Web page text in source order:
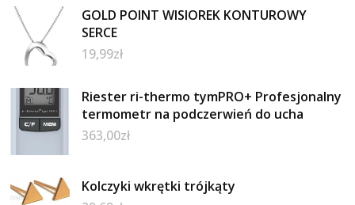
GOLD POINT WISIOREK KONTUROWY
SERCE
19,99zł
Riester ri-thermo tymPRO+ Profesjonalny
termometr na podczerwień do ucha
363,00zł
Kolczyki wkrętki trójkąty